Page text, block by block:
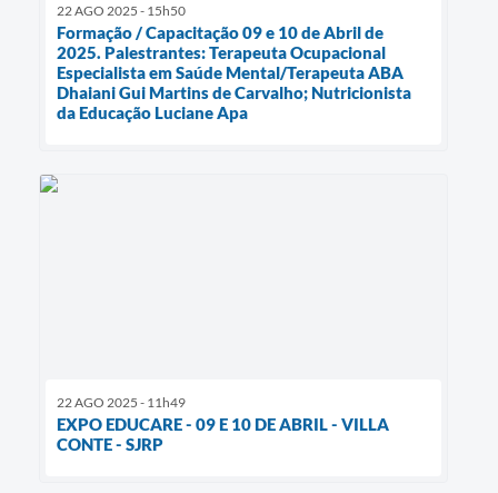
22 AGO 2025 - 15h50
Formação / Capacitação 09 e 10 de Abril de
2025. Palestrantes: Terapeuta Ocupacional
Especialista em Saúde Mental/Terapeuta ABA
Dhaiani Gui Martins de Carvalho; Nutricionista
da Educação Luciane Apa
22 AGO 2025 - 11h49
EXPO EDUCARE - 09 E 10 DE ABRIL - VILLA
CONTE - SJRP